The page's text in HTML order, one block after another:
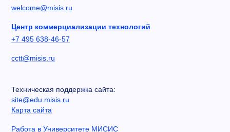
welcome@misis.ru
Центр коммерциализации технологий
+7 495 638-46-57
cctt@misis.ru
Техническая поддержка сайта:
site@edu.misis.ru
Карта сайта
Работа в Университете МИСИС